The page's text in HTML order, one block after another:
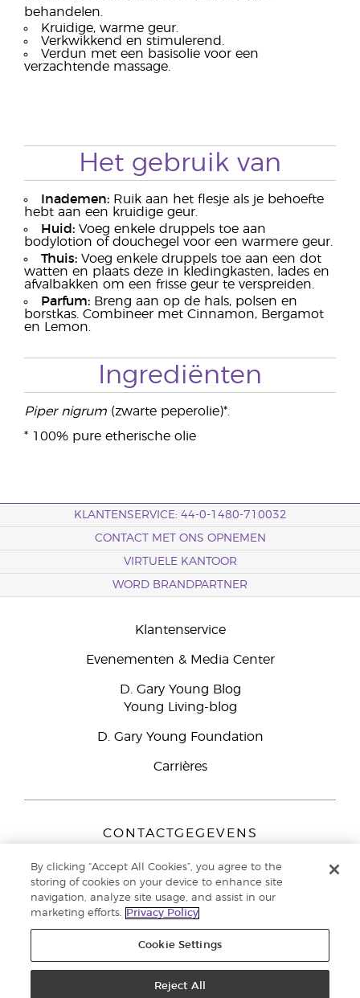
behandelen.
Kruidige, warme geur.
Verkwikkend en stimulerend.
Verdun met een basisolie voor een
verzachtende massage.
Het gebruik van
Inademen: Ruik aan het flesje als je behoefte
hebt aan een kruidige geur.
Huid: Voeg enkele druppels toe aan
bodylotion of douchegel voor een warmere geur.
Thuis: Voeg enkele druppels toe aan een dot
watten en plaats deze in kledingkasten, lades en
afvalbakken om een frisse geur te verspreiden.
Parfum: Breng aan op de hals, polsen en
borstkas. Combineer met Cinnamon, Bergamot
en Lemon.
Ingrediënten
Piper nigrum (zwarte peperolie)*.
* 100% pure etherische olie
KLANTENSERVICE: 44-0-1480-710032
CONTACT MET ONS OPNEMEN
VIRTUELE KANTOOR
WORD BRANDPARTNER
Klantenservice
Evenementen & Media Center
D. Gary Young Blog
Young Living-blog
D. Gary Young Foundation
Carrières
CONTACTGEGEVENS
Peizerweg 97
9727 AJ Groningen
Nederland
Klantenservice:44-0-1480-710032
voorbehouden. | Privacybeleid
By clicking “Accept All Cookies”, you agree to the
storing of cookies on your device to enhance site
navigation, analyze site usage, and assist in our
marketing efforts.
Privacy Policy
Cookie Settings
Reject All